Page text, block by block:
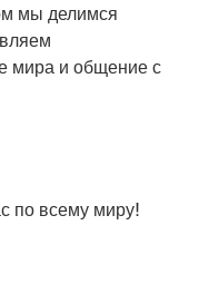
мы делимся
мира и общение с
по всему миру!